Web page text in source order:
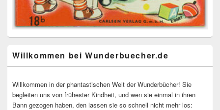
Willkommen bei Wunderbuecher.de
Willkommen in der phantastischen Welt der Wunderbücher! Sie
begleiten uns von frühester Kindheit, und wen sie einmal in ihren
Bann gezogen haben, den lassen sie so schnell nicht mehr los: